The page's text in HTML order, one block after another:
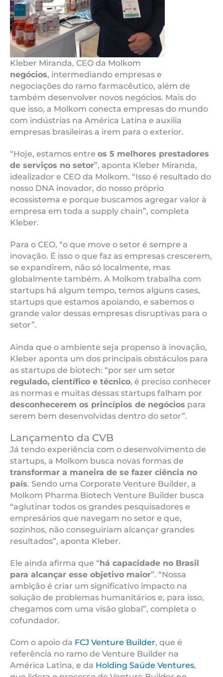
Kleber Miranda, CEO da Molkom
negócios, intermediando empresas e
negociações do ramo farmacêutico, além de
também desenvolver novos negócios. Mais do
que isso, a Molkom conecta empresas do mundo
com indústrias na América Latina e auxilia
empresas brasileiras a irem para o exterior.
“Hoje, estamos entre os 5 melhores prestadores
de serviços no setor”, aponta Kleber Miranda,
idealizador e CEO da Molkom. “Isso é resultado do
nosso DNA inovador, do nosso próprio
ecossistema e porque buscamos agregar valor à
empresa em toda a supply chain”, completa
Kleber.
Para o CEO, “o que move o setor é sempre a
inovação. É isso o que faz as empresas crescerem,
se expandirem, não só localmente, mas
globalmente também. A Molkom trabalha com
startups há algum tempo, temos alguns cases,
startups que estamos apoiando, e sabemos o
grande valor dessas empresas disruptivas para o
setor”.
Ainda que o ambiente seja propenso à inovação,
Kleber aponta um dos principais obstáculos para
as startups de biotech: “por ser um setor
regulado, científico e técnico, é preciso conhecer
as normas e muitas dessas startups falham por
desconhecerem os princípios de negócios para
serem bem desenvolvidas dentro do setor”.
Lançamento da CVB
Já tendo experiência com o desenvolvimento de
startups, a Molkom busca novas formas de
transformar a maneira de se fazer ciência no
país. Sendo uma Corporate Venture Builder, a
Molkom Pharma Biotech Venture Builder busca
“aglutinar todos os grandes pesquisadores e
empresários que navegam no setor e que,
sozinhos, não conseguiriam alcançar grandes
resultados”, aponta Kleber.
Ele ainda afirma que “ há capacidade no Brasil
para alcançar esse objetivo maior”. “Nossa
ambição é criar um significativo impacto na
solução de problemas humanitários e, para isso,
chegamos com uma visão global”, completa o
cofundador.
Com o apoio da FCJ Venture Builder, que é
referência no ramo de Venture Builder na
América Latina, e da Holding Saúde Ventures,